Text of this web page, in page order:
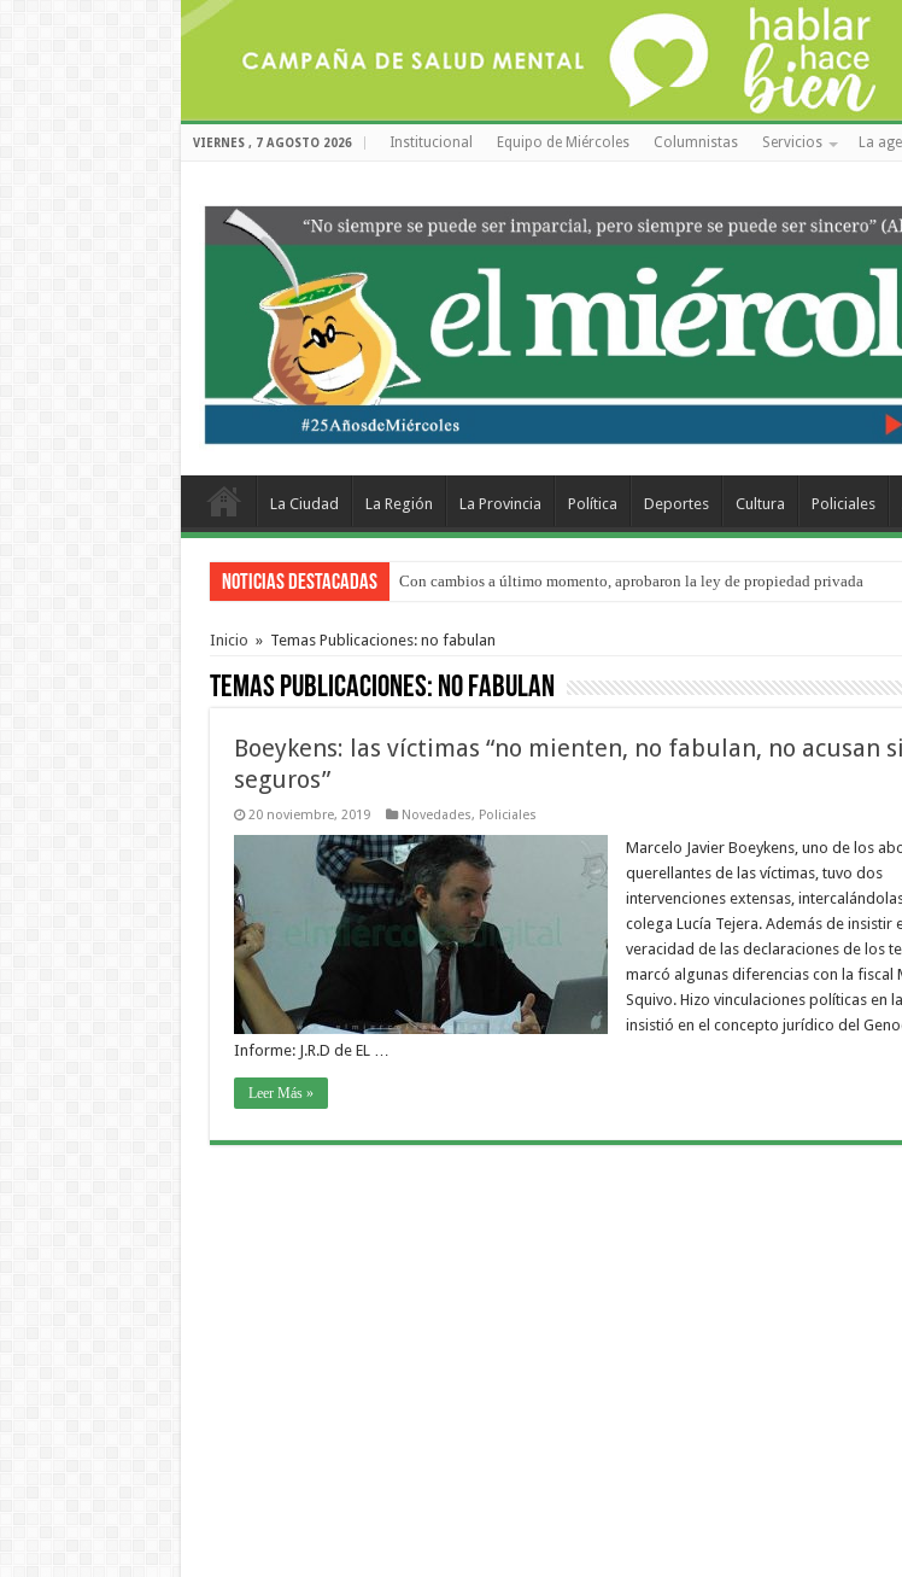
VIERNES , 7 AGOSTO 2026 Institucional Equipo de Miércoles Columnistas Servicios La
La Ciudad La Región La Provincia Política Deportes Cultura Policiales
Noticias Destacadas Con cambios a último momento, aprobaron la ley de propiedad privada
Del viernes 7 al domingo 9 de agosto: la agenda ¿A dónde ir? para este finde
Inicio » Temas Publicaciones: no fabulan
Temas Publicaciones: no fabulan
Boeykens: las víctimas “no mienten, no fabulan, no acusan
seguros”
20 noviembre, 2019 Novedades, Policiales
Marcelo Javier Boeykens, uno de los
querellantes de las víctimas, tuvo dos
intervenciones extensas,
colega Lucía Tejera. Además de insistir
veracidad de las declaraciones de los
marcó algunas diferencias con la fiscal
Squivo. Hizo vinculaciones políticas en
insistió en el concepto jurídico del
Informe: J.R.D de EL …
Leer Más »